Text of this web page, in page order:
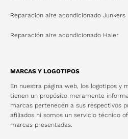
Reparación aire acondicionado Junkers
Reparación aire acondicionado Haier
MARCAS Y LOGOTIPOS
En nuestra página web, los logotipos y
tienen un propósito meramente
marcas pertenecen a sus respectivos
afiliados ni somos un servicio técnico
marcas presentadas.